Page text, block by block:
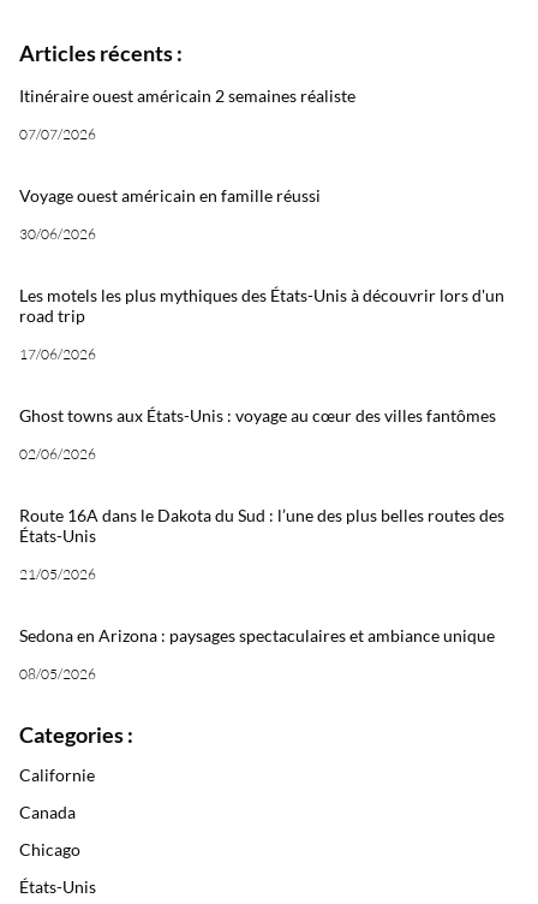
Articles récents :
Itinéraire ouest américain 2 semaines réaliste
07/07/2026
Voyage ouest américain en famille réussi
30/06/2026
Les motels les plus mythiques des États-Unis à découvrir lors d'un
road trip
17/06/2026
Ghost towns aux États-Unis : voyage au cœur des villes fantômes
02/06/2026
Route 16A dans le Dakota du Sud : l’une des plus belles routes des
États-Unis
21/05/2026
Sedona en Arizona : paysages spectaculaires et ambiance unique
08/05/2026
Categories :
Californie
Canada
Chicago
États-Unis